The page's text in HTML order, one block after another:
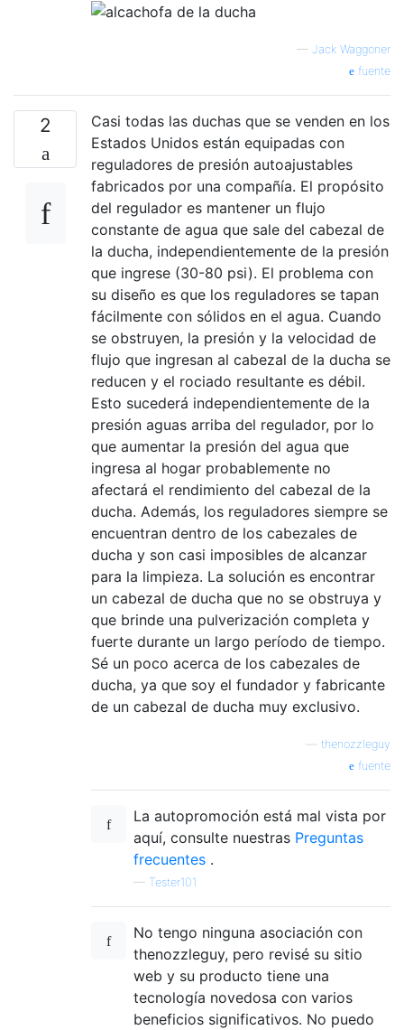
— Jack Waggoner
fuente
2
Casi todas las duchas que se venden en los
Estados Unidos están equipadas con
reguladores de presión autoajustables
fabricados por una compañía. El propósito
del regulador es mantener un flujo
constante de agua que sale del cabezal de
la ducha, independientemente de la presión
que ingrese (30-80 psi). El problema con
su diseño es que los reguladores se tapan
fácilmente con sólidos en el agua. Cuando
se obstruyen, la presión y la velocidad de
flujo que ingresan al cabezal de la ducha se
reducen y el rociado resultante es débil.
Esto sucederá independientemente de la
presión aguas arriba del regulador, por lo
que aumentar la presión del agua que
ingresa al hogar probablemente no
afectará el rendimiento del cabezal de la
ducha. Además, los reguladores siempre se
encuentran dentro de los cabezales de
ducha y son casi imposibles de alcanzar
para la limpieza. La solución es encontrar
un cabezal de ducha que no se obstruya y
que brinde una pulverización completa y
fuerte durante un largo período de tiempo.
Sé un poco acerca de los cabezales de
ducha, ya que soy el fundador y fabricante
de un cabezal de ducha muy exclusivo.
thenozzleguy
fuente
La autopromoción está mal vista por
aquí, consulte nuestras Preguntas
frecuentes .
— Tester101
No tengo ninguna asociación con
thenozzleguy, pero revisé su sitio
web y su producto tiene una
tecnología novedosa con varios
beneficios significativos. No puedo